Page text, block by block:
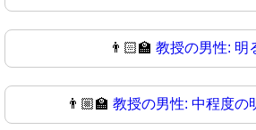
👨🏻‍🏫 教授の男性: 明
👨🏼‍🏫 教授の男性: 中程度の